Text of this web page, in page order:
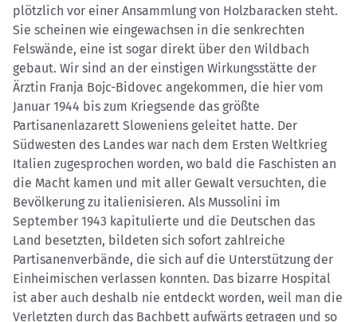
plötzlich vor einer Ansammlung von Holzbaracken steht.
Sie scheinen wie eingewachsen in die senkrechten
Felswände, eine ist sogar direkt über den Wildbach
gebaut. Wir sind an der einstigen Wirkungsstätte der
Ärztin Franja Bojc-Bidovec angekommen, die hier vom
Januar 1944 bis zum Kriegsende das größte
Partisanenlazarett Sloweniens geleitet hatte. Der
Südwesten des Landes war nach dem Ersten Weltkrieg
Italien zugesprochen worden, wo bald die Faschisten an
die Macht kamen und mit aller Gewalt versuchten, die
Bevölkerung zu italienisieren. Als Mussolini im
September 1943 kapitulierte und die Deutschen das
Land besetzten, bildeten sich sofort zahlreiche
Partisanenverbände, die sich auf die Unterstützung der
Einheimischen verlassen konnten. Das bizarre Hospital
ist aber auch deshalb nie entdeckt worden, weil man die
Verletzten durch das Bachbett aufwärts getragen und so